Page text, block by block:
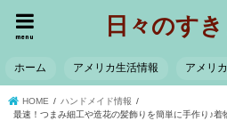
日々のす
menu
ホーム アメリカ生活情報 アメリ
HOME
ハンドメイド情報
最速！つまみ細工や造花の髪飾りを簡単に手作り♪